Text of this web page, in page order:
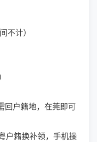
不计）
回户籍地，在莞即可
户籍换补领，手机操